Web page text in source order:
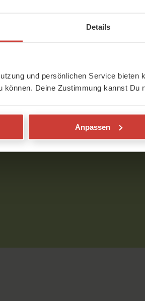
Details
und persönlichen Service
können. Deine Zustimmung kannst Du
Anpassen
sein.